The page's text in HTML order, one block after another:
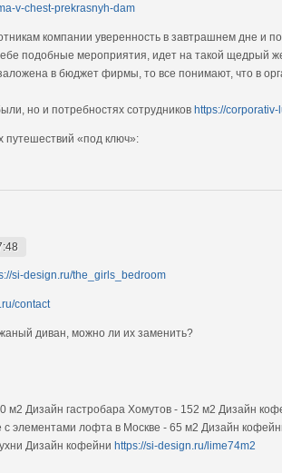
v-chest-prekrasnyh-dam
компании уверенность в завтрашнем дне и
подобные мероприятия, идет на такой щедрый
в бюджет фирмы, то все понимают, что в
но и потребностях сотрудников https://
путешествий «под ключ»:
si-design.ru/the_girls_bedroom
contact
диван, можно ли их заменить?
м2 Дизайн гастробара Хомутов - 152 м2 Дизайн
элементами лофта в Москве - 65 м2 Дизайн
Дизайн кофейни https://si-design.ru/lime74m2